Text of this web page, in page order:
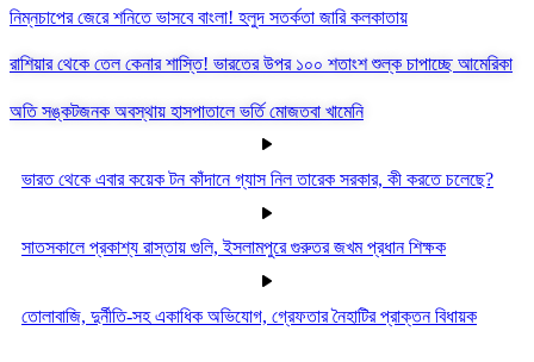
নিম্নচাপের জেরে শনিতে ভাসবে বাংলা! হলুদ সতর্কতা জারি কলকাতায়
রাশিয়ার থেকে তেল কেনার শাস্তি! ভারতের উপর ১০০ শতাংশ শুল্ক চাপাচ্ছে আমেরিকা
অতি সঙ্কটজনক অবস্থায় হাসপাতালে ভর্তি মোজতবা খামেনি
ভারত থেকে এবার কয়েক টন কাঁদানে গ্যাস নিল তারেক সরকার, কী করতে চলেছে?
সাতসকালে প্রকাশ্য রাস্তায় গুলি, ইসলামপুরে গুরুতর জখম প্রধান শিক্ষক
তোলাবাজি, দুর্নীতি-সহ একাধিক অভিযোগ, গ্রেফতার নৈহাটির প্রাক্তন বিধায়ক